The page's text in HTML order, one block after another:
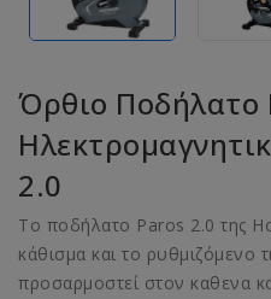
Όρθιο Ποδήλατο
2.0
Το ποδήλατο Paros 2.0 της
κάθισμα και το ρυθμιζόμενο
προσαρμοστεί στον καθενα